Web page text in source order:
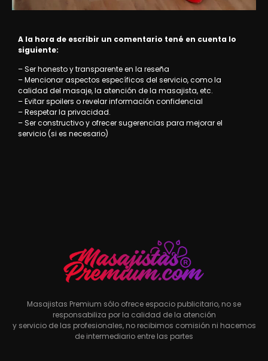
A la hora de escribir un comentario tené en cuenta lo
siguiente:
– Ser honesto y transparente en la reseña
– Mencionar aspectos específicos del servicio, como la
calidad del masaje, la atención de la masajista, etc.
– Evitar spoilers o revelar información confidencial
– Respetar la privacidad.
– Ser constructivo y ofrecer sugerencias para mejorar el
servicio (si es necesario)
Masajistas Premium sólo ofrece espacio publicitario, no se
responsabiliza por la calidad de la atención
y servicio de las profesionales, no recibimos comisión ni hacemos
de intermediario entre las partes